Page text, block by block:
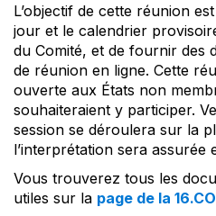
L’objectif de cette réunion
jour et le calendrier
du Comité, et de fournir des
de réunion en ligne. Cette
ouverte aux États non
souhaiteraient y participer.
session se déroulera sur la
l’interprétation sera assurée
Vous trouverez tous les
utiles sur la page de la